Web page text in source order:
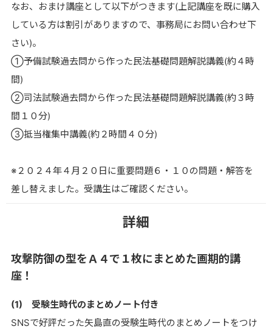
なお、おまけ講座として以下がつきます(上記講座を既に購入
している方は割引がありますので、事務局にお問い合わせ下
さい)。
➀予備試験過去問から作った民法基礎問題解説講義(約４時
間)
➁司法試験過去問から作った民法基礎問題解説講義(約３時
間１０分)
➂抵当権集中講義(約２時間４０分)
※２０２４年４月２０日に重要問題６・１０の問題・解答を
差し替えました。受講生はご確認ください。
詳細
攻撃防御の型をＡ４で１枚にまとめた画期的講
座！
(1) 受験生時代のまとめノート付き
SNSで好評だった矢島直の受験生時代のまとめノートをつけ